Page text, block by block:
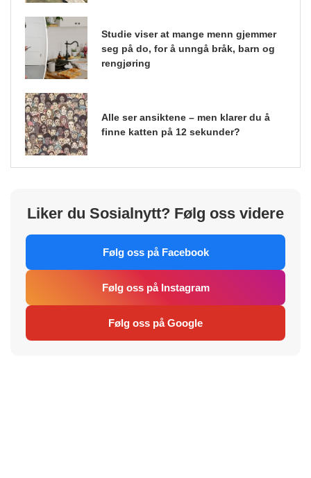
Studie viser at mange menn gjemmer
seg på do, for å unngå bråk, barn og
rengjøring
Alle ser ansiktene – men klarer du å
finne katten på 12 sekunder?
Liker du Sosialnytt? Følg oss videre
Følg oss på Facebook
Følg oss på Instagram
Følg oss på Google